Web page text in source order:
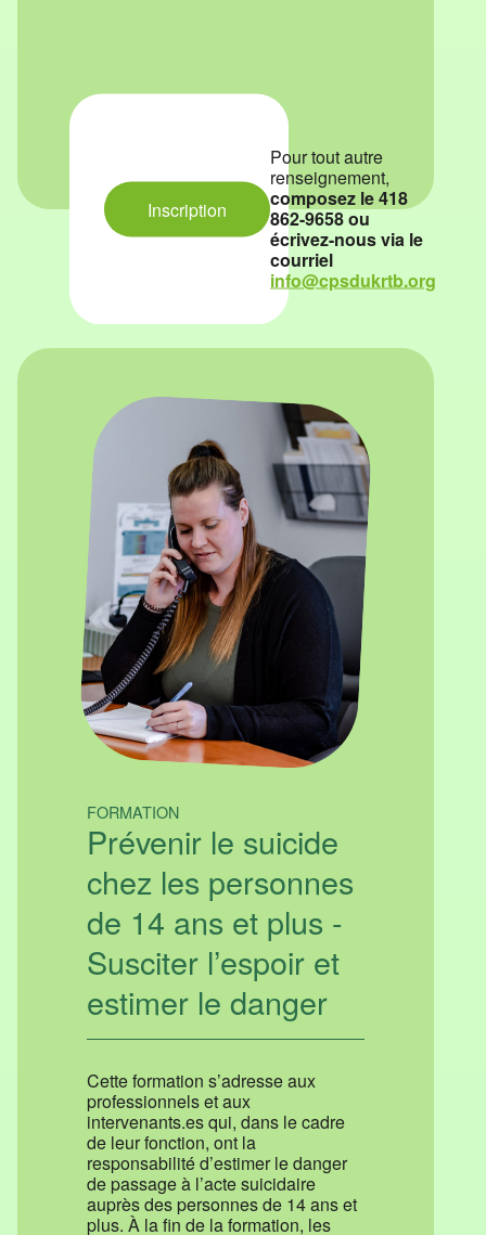
Inscription
Pour tout autre
renseignement,
composez le 418
862-9658 ou
écrivez-nous via le
courriel
info@cpsdukrtb.org
FORMATION
Prévenir le suicide
chez les personnes
de 14 ans et plus -
Susciter l’espoir et
estimer le danger
Cette formation s’adresse aux
professionnels et aux
intervenants.es qui, dans le cadre
de leur fonction, ont la
responsabilité d’estimer le danger
de passage à l’acte suicidaire
auprès des personnes de 14 ans et
plus. À la fin de la formation, les